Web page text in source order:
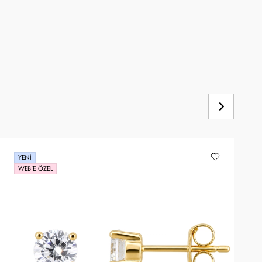
YENI
WEB'E ÖZEL